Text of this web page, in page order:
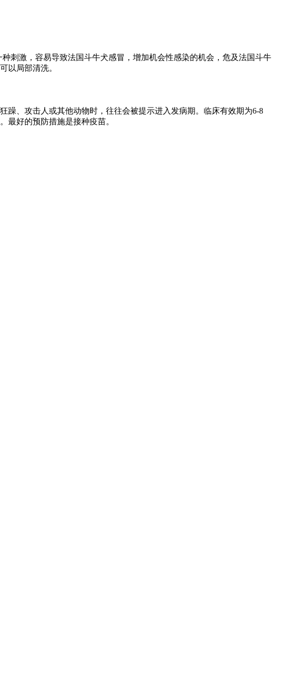
刺激，容易导致法国斗牛犬感冒，增加机会性感染的机会，危及法国斗牛
以局部清洗。
、攻击人或其他动物时，往往会被提示进入发病期。临床有效期为6-8
最好的预防措施是接种疫苗。